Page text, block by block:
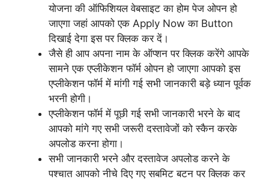
योजना की ऑफिशियल वेबसाइट का होम पेज ओपन हो
जाएगा जहां आपको एक Apply Now का Button
दिखाई देगा इस पर क्लिक कर दें।
जैसे ही आप अपना नाम के ऑप्शन पर क्लिक करेंगे आपके
सामने एक एप्लीकेशन फॉर्म ओपन हो जाएगा आपको इस
एप्लीकेशन फॉर्म में मांगी गई सभी जानकारी बड़े ध्यान पूर्वक
भरनी होगी।
एप्लीकेशन फॉर्म में पूछी गई सभी जानकारी भरने के बाद
आपको मांगे गए सभी जरूरी दस्तावेजों को स्कैन करके
अपलोड करना होगा।
सभी जानकारी भरने और दस्तावेज अपलोड करने के
पश्चात आपको नीचे दिए गए सबमिट बटन पर क्लिक कर